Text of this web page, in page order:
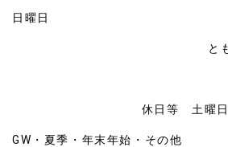
日曜日
ともに休みで
休日等 土曜
GW・夏季・年末年始・その他